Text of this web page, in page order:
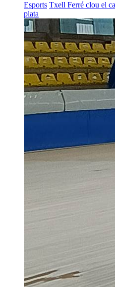
Esports Txell Ferré clou el
plata